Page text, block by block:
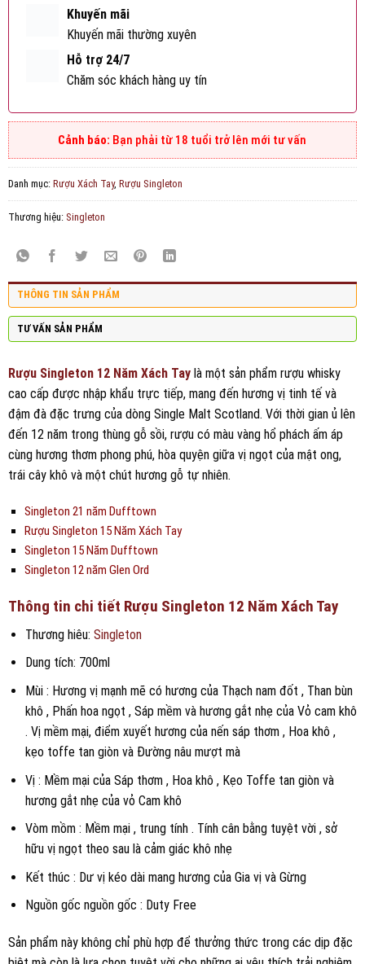
Khuyến mãi
Khuyến mãi thường xuyên
Hỗ trợ 24/7
Chăm sóc khách hàng uy tín
Bạn phải từ 18 tuổi trở lên mới tư vấn
Danh mục: Rượu Xách Tay, Rượu Singleton
Thương hiệu: Singleton
THÔNG TIN SẢN PHẨM
TƯ VẤN SẢN PHẨM
Rượu Singleton 12 Năm Xách Tay là một sản phẩm rượu whisky
cao cấp được nhập khẩu trực tiếp, mang đến hương vị tinh tế và
đậm đà đặc trưng của dòng Single Malt Scotland. Với thời gian ủ lên
đến 12 năm trong thùng gỗ sồi, rượu có màu vàng hổ phách ấm áp
cùng hương thơm phong phú, hòa quyện giữa vị ngọt của mật ong,
trái cây khô và một chút hương gỗ tự nhiên.
Singleton 21 năm Dufftown
Rượu Singleton 15 Năm Xách Tay
Singleton 15 Năm Dufftown
Singleton 12 năm Glen Ord
Thông tin chi tiết Rượu Singleton 12 Năm Xách Tay
Thương hiêu: Singleton
Dung tích: 700ml
Mùi : Hương vị mạnh mẽ có hương của Thạch nam đốt , Than bùn
khô , Phấn hoa ngọt , Sáp mềm và hương gắt nhẹ của Vỏ cam khô
. Vị mềm mại, điểm xuyết hương của nến sáp thơm , Hoa khô ,
kẹo toffe tan giòn và Đường nâu mượt mà
Vị : Mềm mại của Sáp thơm , Hoa khô , Kẹo Toffe tan giòn và
hương gắt nhẹ của vỏ Cam khô
Vòm mồm : Mềm mại , trung tính . Tính cân bằng tuyệt vời , sở
hữu vị ngọt theo sau là cảm giác khô nhẹ
Kết thúc : Dư vị kéo dài mang hương của Gia vị và Gừng
Nguồn gốc nguồn gốc : Duty Free
Sản phẩm này không chỉ phù hợp để thưởng thức trong các dịp đặc